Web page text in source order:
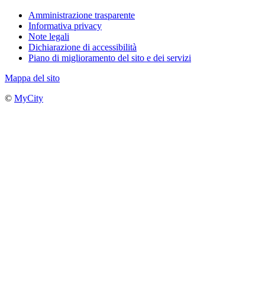
Amministrazione trasparente
Informativa privacy
Note legali
Dichiarazione di accessibilità
Piano di miglioramento del sito e dei servizi
Mappa del sito
© MyCity